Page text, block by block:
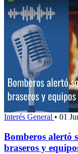
Interés General • 01
Bomberos alertó
braseros y